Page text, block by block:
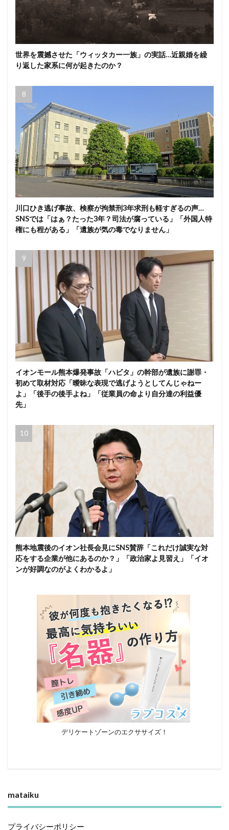
世界を震撼させた「ウィッタカー一族」の実話…近親婚を繰
り返した家系に何が起きたのか？
川口ひき逃げ事故、検察が拘禁刑3年求刑も軽すぎるの声…
SNSでは「はぁ？たった3年？司法が腐っている」「外国人特
権にも程がある」「遺族が気の毒でなりません」
イオンモール熊本爆発事故「ハビタ」の幹部が遺族に謝罪・
初めて取材対応「曖昧な表現で逃げようとしてんじゃねー
よ」「後手の後手よね」「従業員の命より自分達の利益優
先」
熊本地震後のイオン社長会見にSNS賛辞「これだけ誠実な対
応をする企業が他にあるのか？」「政治家よ見習え」「イオ
ンが好調なのがよくわかるよ」
デリケートゾーンのエクササイズ！
mataiku
プライバシーポリシー